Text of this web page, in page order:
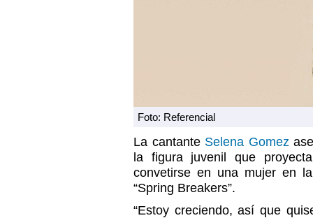
Foto: Referencial
La cantante Selena Gomez
la figura juvenil que
convetirse en una mujer en
“Spring Breakers”.
“Estoy creciendo, así que